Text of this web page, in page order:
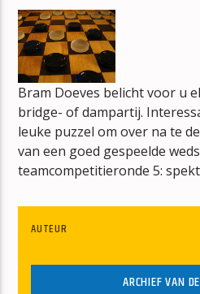
mz-radio
Bram Doeves belicht voor u
bridge- of dampartij.
leuke puzzel om over na te
van een goed gespeelde
teamcompetitieronde 5:
AUTEUR
ARCHIEF VAN